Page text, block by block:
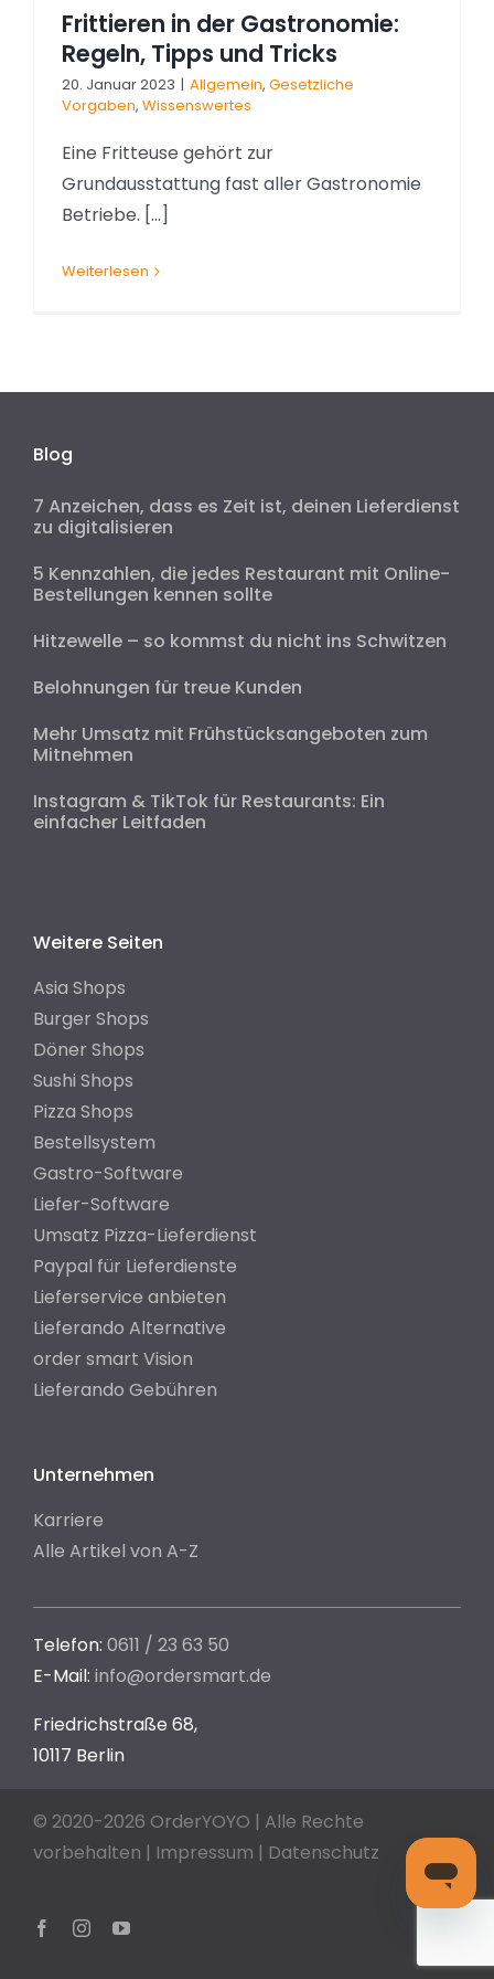
Frittieren in der Gastronomie:
Regeln, Tipps und Tricks
20. Januar 2023 | Allgemein, Gesetzliche
Vorgaben, Wissenswertes
Eine Fritteuse gehört zur
Grundausstattung fast aller Gastronomie
Betriebe. [...]
Weiterlesen
Blog
7 Anzeichen, dass es Zeit ist, deinen Lieferdienst
zu digitalisieren
5 Kennzahlen, die jedes Restaurant mit Online-
Bestellungen kennen sollte
Hitzewelle – so kommst du nicht ins Schwitzen
Belohnungen für treue Kunden
Mehr Umsatz mit Frühstücksangeboten zum
Mitnehmen
Instagram & TikTok für Restaurants: Ein
einfacher Leitfaden
Weitere Seiten
Asia Shops
Burger Shops
Döner Shops
Sushi Shops
Pizza Shops
Bestellsystem
Gastro-Software
Liefer-Software
Umsatz Pizza-Lieferdienst
Paypal für Lieferdienste
Lieferservice anbieten
Lieferando Alternative
order smart Vision
Lieferando Gebühren
Unternehmen
Karriere
Alle Artikel von A-Z
Telefon: 0611 / 23 63 50
E-Mail: info@ordersmart.de
Friedrichstraße 68,
10117 Berlin
© 2020-2026 OrderYOYO | Alle Rechte
vorbehalten | Impressum | Datenschutz